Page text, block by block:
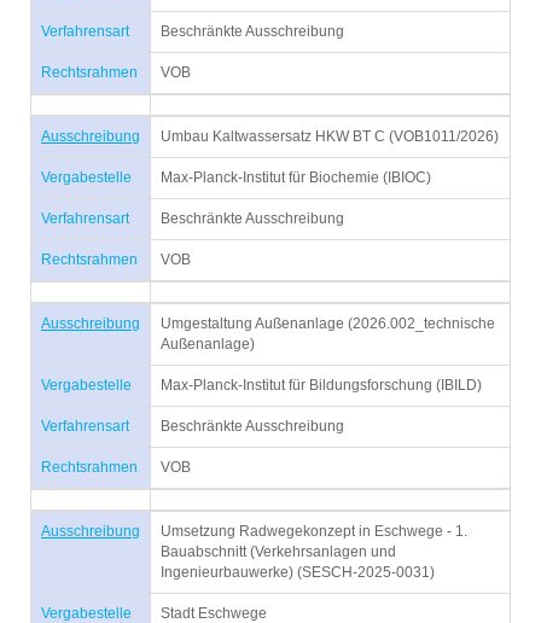
Verfahrensart Beschränkte Ausschreibung
Rechtsrahmen VOB
Ausschreibung Umbau Kaltwassersatz HKW BT C (VOB1011/2026)
Vergabestelle Max-Planck-Institut für Biochemie (IBIOC)
Verfahrensart Beschränkte Ausschreibung
Rechtsrahmen VOB
Ausschreibung
Umgestaltung Außenanlage (2026.002_technische
Außenanlage)
Vergabestelle Max-Planck-Institut für Bildungsforschung (IBILD)
Verfahrensart Beschränkte Ausschreibung
Rechtsrahmen VOB
Ausschreibung
Umsetzung Radwegekonzept in Eschwege - 1.
Bauabschnitt (Verkehrsanlagen und
Ingenieurbauwerke) (SESCH-2025-0031)
Vergabestelle Stadt Eschwege